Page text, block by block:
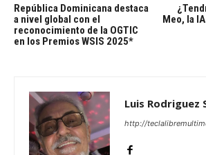
República Dominicana destaca
a nivel global con el
reconocimiento de la OGTIC
en los Premios WSIS 2025*
Meo, la
Luis Rodriguez
http://